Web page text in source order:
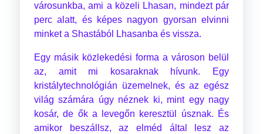
városunkba, ami a közeli Lhasan, mindezt pár
perc alatt, és képes nagyon gyorsan elvinni
minket a Shastából Lhasanba és vissza.
Egy másik közlekedési forma a városon belül
az, amit mi kosaraknak hívunk. Egy
kristálytechnológián üzemelnek, és az egész
világ számára úgy néznek ki, mint egy nagy
kosár, de ők a levegőn keresztül úsznak. És
amikor beszállsz, az elméd által lesz az